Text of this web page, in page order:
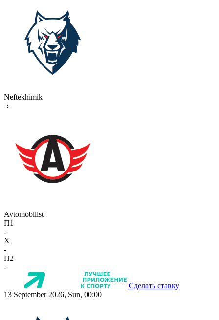
Neftekhimik
-:-
Avtomobilist
П1
-
X
-
П2
-
Сделать ставку
13 September 2026, Sun, 00:00